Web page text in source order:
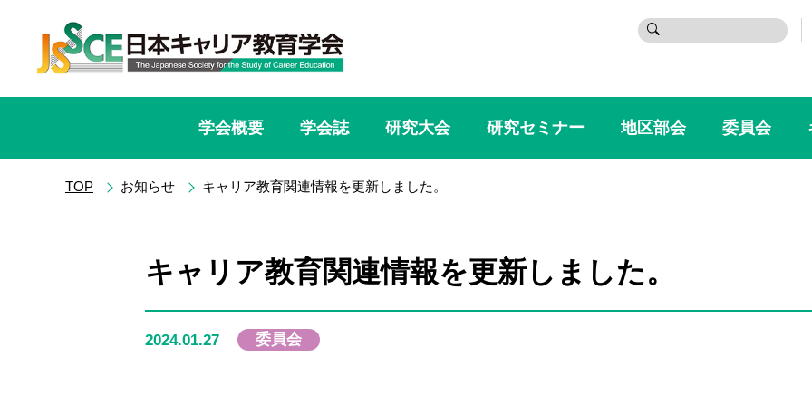
検
学会概要 学会誌 研究大会 研究セミナー 地区部会 委員会
TOP お知らせ キャリア教育関連情報を更新しました。
キャリア教育関連情報を更新しました。
2024.01.27 委員会